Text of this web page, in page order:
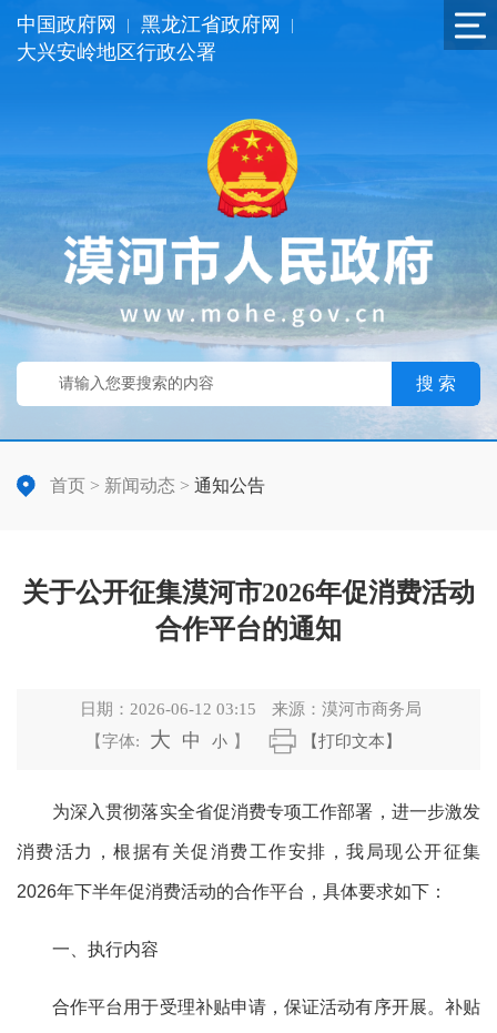
中国政府网 黑龙江省政府网
大兴安岭地区行政公署
搜 索
首页 > 新闻动态 > 通知公告
关于公开征集漠河市2026年促消费活动
合作平台的通知
日期： 2026-06-12 03:15 来源： 漠河市商务局
【字体:
大 中 小 】 【打印文本】
为深入贯彻落实全省促消费专项工作部署，进一步激发
消费活力，根据有关促消费工作安排，我局现公开征集
2026年下半年促消费活动的合作平台，具体要求如下：
一、执行内容
合作平台用于受理补贴申请，保证活动有序开展。补贴